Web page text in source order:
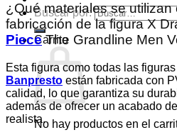
Buscar por:
Carrito
No hay productos en el
¿Qué materiales se utilizan
fabricación de la figura X
Piece The Grandline Men
Esta figura como todas las
Banpresto están fabricada con
calidad, lo que garantiza su
además de ofrecer un acabado
realista.